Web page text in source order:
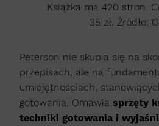
Książka ma 420 stron.
35 zł. Źródło:
Peterson nie skupia się na
przepisach, ale na
umiejętnościach,
gotowania. Omawia sprzęty
techniki gotowania i